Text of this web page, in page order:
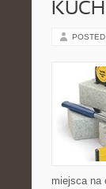
miejsca na